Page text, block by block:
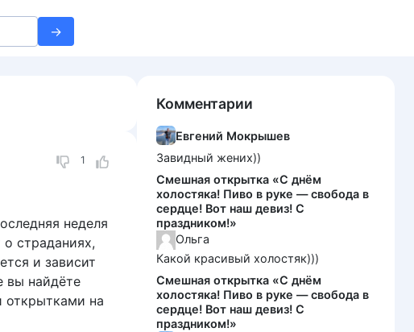
1
неделя
страданиях,
и зависит
вы найдёте
открытками на
Комментарии
Евгений Мокрышев
Завидный жених))
Смешная открытка «С днём
холостяка! Пиво в руке — свобода в
сердце! Вот наш девиз! С
праздником!»
Ольга
Какой красивый холостяк)))
Смешная открытка «С днём
холостяка! Пиво в руке — свобода в
сердце! Вот наш девиз! С
праздником!»